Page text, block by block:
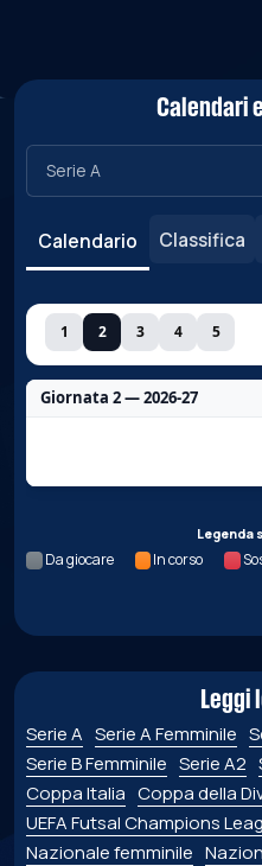
Calendari
Calendario Classifica
1 2 3 4 5
Giornata 2 — 2026-27
Legenda
Da giocare In corso
Leggi
Serie A Serie A Femminile
Serie B Femminile Serie A2
Coppa Italia Coppa della
UEFA Futsal Champions
Nazionale femminile